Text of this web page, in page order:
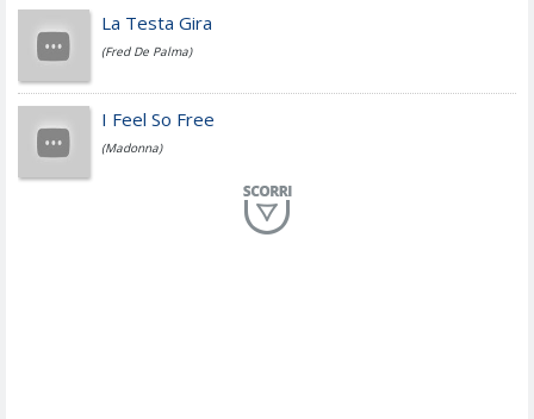
Fedez
Simone Cristicchi
La Testa Gira
(Fred De Palma)
I Feel So Free
(Madonna)